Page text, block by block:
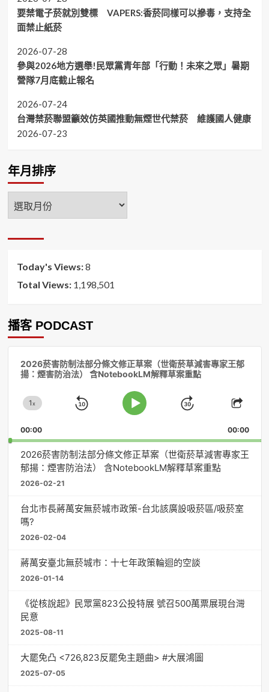
要禁電子菸就別雙標 VAPERS:香菸同樣可以摻毒，支持全
面禁止紙菸
2026-07-28
參與2026地方選舉!民眾黨青年部「行動！未來之眾」暑期
營隊7月底截止報名
2026-07-24
台灣禁菸聯盟籲效仿英國推動無煙世代禁菸 維護國人健康
2026-07-23
年月排序
年
月
序
Today's Views:8
Total Views: 1,198,501
播客 PODCAST
2026菸害防制法部分條文修正草案（世衛菸草減害專家王郁
揚：煙害防治法） 含NotebookLM解釋草案重點
Change
Rate
1x
Skip
Play
Jump
Forward
Share
00:00 00:00
2026菸害防制法部分條文修正草案（世衛菸草減害專家王
郁揚：煙害防治法） 含NotebookLM解釋草案重點
2026-02-21
台北市長蔣萬安無菸城市政策-台北該廣設吸菸區/吸菸室
嗎?
2026-02-04
蔣萬安臺北無菸城市：十七年政策輪迴的空談
2026-01-14
《從核說起》民眾黨823公投特展 號召500萬票展現台灣
民意
2025-08-11
大罷免凸 <726,823反罷免主題曲> #大展鴻圖
2025-07-05